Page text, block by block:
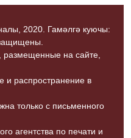
2020. Гамәлгә куючы:
на сайте,
и распространение в
только с письменного
агентства по печати и